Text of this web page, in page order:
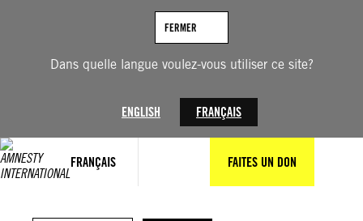
Dans quelle langue voulez-vous utiliser ce site?
ENGLISH FRANÇAIS
FERMER
FRANÇAIS FAITES UN DON